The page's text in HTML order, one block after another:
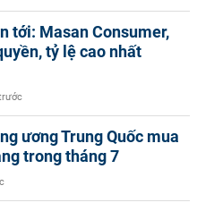
tới: Masan Consumer,
tỷ lệ cao nhất
ương Trung Quốc mua
trong tháng 7